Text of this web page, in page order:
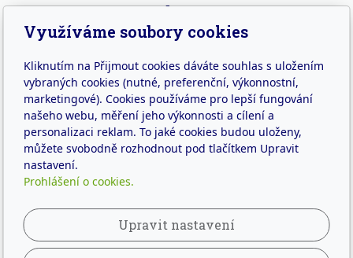
Adresa
Náměstí 7. května 59
Sedlec – Prčice
257 91
Kontakt
info@zussedlec.cz
Jsme i na sítích
Využíváme soubory cookies
Kliknutím na Přijmout cookies dáváte souhlas s uložením
vybraných cookies (nutné, preferenční, výkonnostní,
marketingové). Cookies používáme pro lepší fungování
našeho webu, měření jeho výkonnosti a cílení a
personalizaci reklam. To jaké cookies budou uloženy,
můžete svobodně rozhodnout pod tlačítkem Upravit
nastavení.
Prohlášení o cookies.
Upravit nastavení